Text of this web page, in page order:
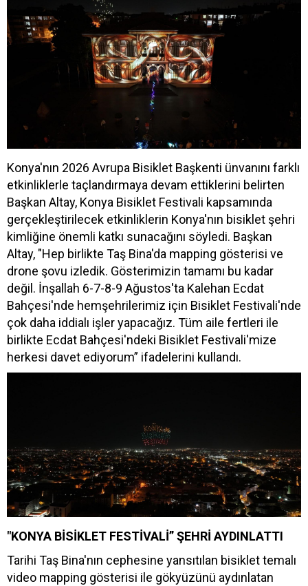
Konya'nın 2026 Avrupa Bisiklet Başkenti ünvanını farklı
etkinliklerle taçlandırmaya devam ettiklerini belirten
Başkan Altay, Konya Bisiklet Festivali kapsamında
gerçekleştirilecek etkinliklerin Konya'nın bisiklet şehri
kimliğine önemli katkı sunacağını söyledi. Başkan
Altay, "Hep birlikte Taş Bina'da mapping gösterisi ve
drone şovu izledik. Gösterimizin tamamı bu kadar
değil. İnşallah 6-7-8-9 Ağustos'ta Kalehan Ecdat
Bahçesi'nde hemşehrilerimiz için Bisiklet Festivali'nde
çok daha iddialı işler yapacağız. Tüm aile fertleri ile
birlikte Ecdat Bahçesi'ndeki Bisiklet Festivali'mize
herkesi davet ediyorum” ifadelerini kullandı.
"KONYA BİSİKLET FESTİVALİ” ŞEHRİ AYDINLATTI
Tarihi Taş Bina'nın cephesine yansıtılan bisiklet temalı
video mapping gösterisi ile gökyüzünü aydınlatan